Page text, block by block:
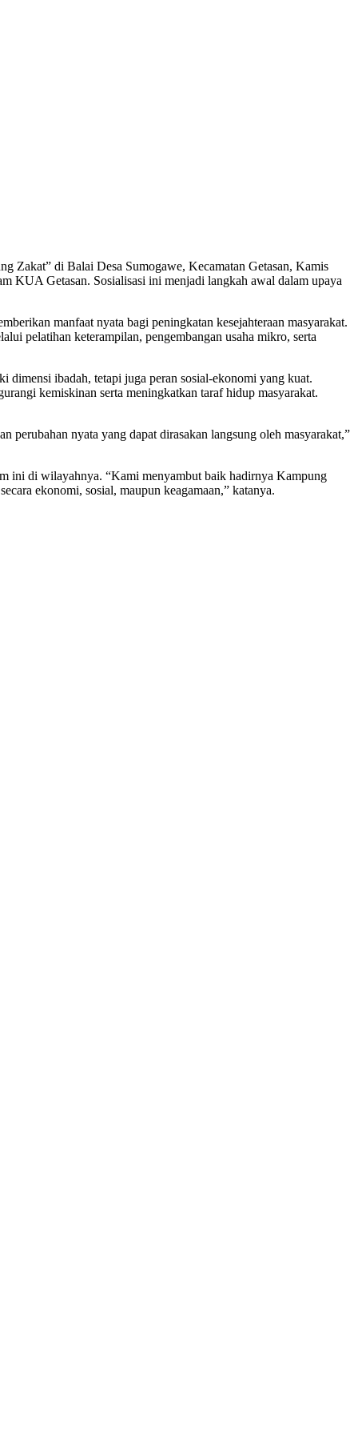
Zakat” di Balai Desa Sumogawe, Kecamatan Getasan, Kamis
KUA Getasan. Sosialisasi ini menjadi langkah awal dalam upaya
manfaat nyata bagi peningkatan kesejahteraan masyarakat.
pelatihan keterampilan, pengembangan usaha mikro, serta
dimensi ibadah, tetapi juga peran sosial-ekonomi yang kuat.
kemiskinan serta meningkatkan taraf hidup masyarakat.
perubahan nyata yang dapat dirasakan langsung oleh masyarakat,”
ini di wilayahnya. “Kami menyambut baik hadirnya Kampung
ekonomi, sosial, maupun keagamaan,” katanya.